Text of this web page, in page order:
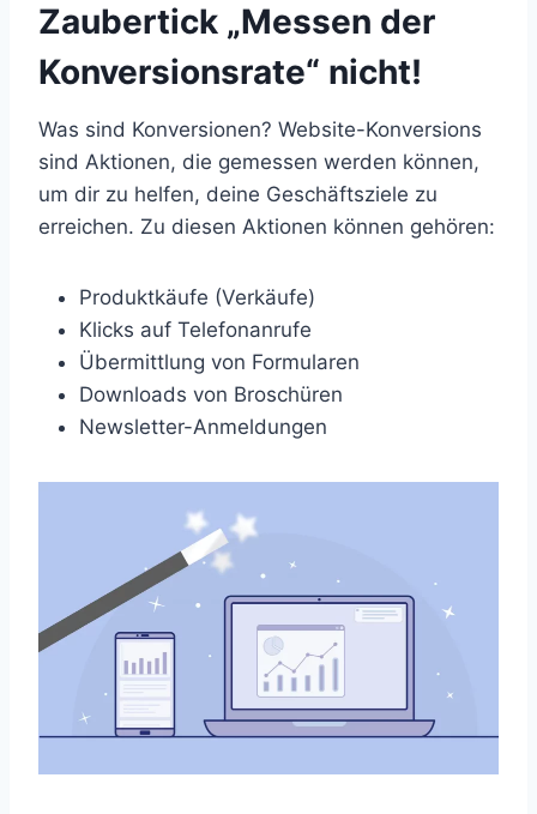
Zaubertick „Messen der
Konversionsrate“ nicht!
Was sind Konversionen? Website-Konversions
sind Aktionen, die gemessen werden können,
um dir zu helfen, deine Geschäftsziele zu
erreichen. Zu diesen Aktionen können gehören:
Produktkäufe (Verkäufe)
Klicks auf Telefonanrufe
Übermittlung von Formularen
Downloads von Broschüren
Newsletter-Anmeldungen